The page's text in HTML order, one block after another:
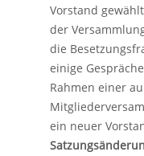
Vorstand
der
die
einige
Rahmen einer
ein neuer